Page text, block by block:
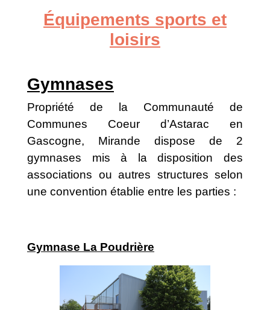
Équipements sports et
loisirs
Gymnases
Propriété de la Communauté de
Communes Coeur d’Astarac en
Gascogne, Mirande dispose de 2
gymnases mis à la disposition des
associations ou autres structures selon
une convention établie entre les parties :
Gymnase La Poudrière